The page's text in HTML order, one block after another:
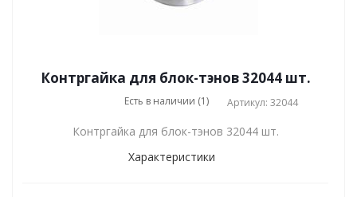
Контргайка для блок-тэнов 32044 шт.
Есть в наличии (1) Артикул: 32044
Контргайка для блок-тэнов 32044 шт.
Характеристики